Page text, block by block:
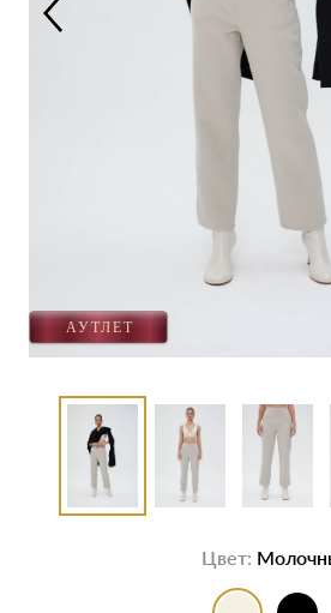
Цвет: